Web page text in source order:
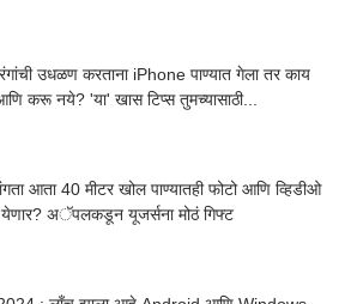
उधळण करताना iPhone पाण्यात गेला तर काय
करू नये? 'या' खास टिप्स तुमच्यासाठी...
आता 40 मीटर खोल पाण्यातही फोटो आणि व्हिडीओ
येणार? अॅपलकडून यूजर्सना मोठं गिफ्ट